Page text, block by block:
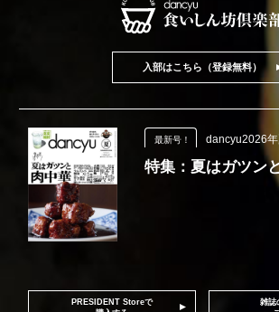
入部はこちら（登録無料）
最新号！ dancyu2026
特集：夏はガツン
PRESIDENT Storeで
雑誌